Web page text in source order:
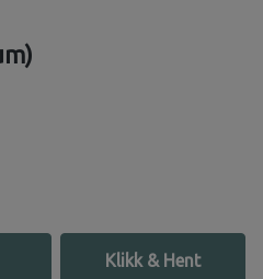
Klikk & Hent